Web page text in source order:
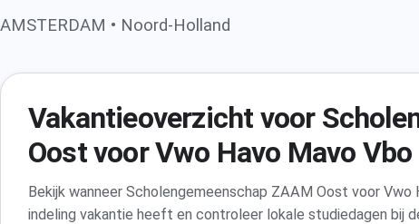
AMSTERDAM • Noord-Holland
Vakantieoverzicht voor
Oost voor Vwo Havo Mavo Vbo
Bekijk wanneer Scholengemeenschap ZAAM Oost voor
indeling vakantie heeft en controleer lokale studiedagen bij